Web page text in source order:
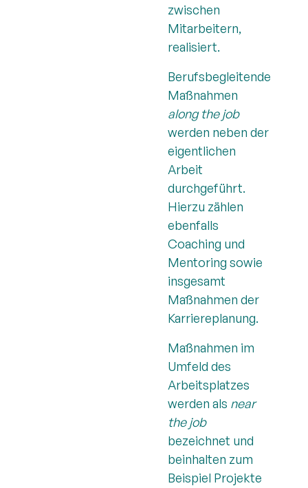
zwischen
Mitarbeitern,
realisiert.
Berufsbegleitende
Maßnahmen
along the job
werden neben der
eigentlichen
Arbeit
durchgeführt.
Hierzu zählen
ebenfalls
Coaching und
Mentoring sowie
insgesamt
Maßnahmen der
Karriereplanung.
Maßnahmen im
Umfeld des
Arbeitsplatzes
werden als near
the job
bezeichnet und
beinhalten zum
Beispiel Projekte